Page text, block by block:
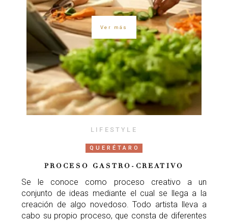
Ver más
LIFESTYLE
QUERÉTARO
PROCESO GASTRO-CREATIVO
Se le conoce como proceso creativo a un
conjunto de ideas mediante el cual se llega a la
creación de algo novedoso. Todo artista lleva a
cabo su propio proceso, que consta de diferentes